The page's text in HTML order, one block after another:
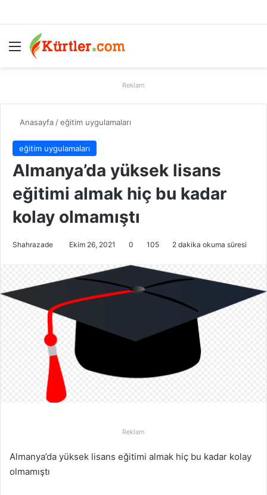
Menü
Reklam
Anasayfa /eğitim uygulamaları
eğitim uygulamaları
Almanya’da yüksek lisans
eğitimi almak hiç bu kadar
kolay olmamıştı
Shahrazade Ekim 26, 2021 0 105 2 dakika okuma süresi
Reklam
Almanya’da yüksek lisans eğitimi almak hiç bu kadar kolay
olmamıştı